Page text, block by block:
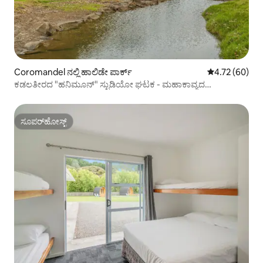
Coromandel ನಲ್ಲಿ ಹಾಲಿಡೇ ಪಾರ್ಕ್ 5 ರಲ್ಲಿ 4.72
4.72 (60)
ಕಡಲತೀರದ "ಹನಿಮೂನ್" ಸ್ಟುಡಿಯೋ ಘಟಕ - ಮಹಾಕಾವ್ಯದ
ಸೂಪರ್‌ಹೋಸ್ಟ್
ಸೂಪರ್‌ಹೋಸ್ಟ್